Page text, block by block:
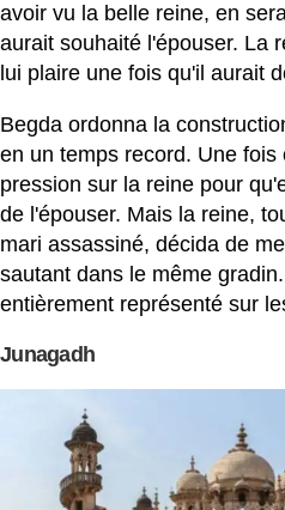
avoir vu la belle reine, en
aurait souhaité l'épouser. La
lui plaire une fois qu'il aurait
Begda ordonna la
en un temps record. Une fois
pression sur la reine pour
de l'épouser. Mais la reine,
mari assassiné, décida de
sautant dans le même
entièrement représenté sur
Junagadh